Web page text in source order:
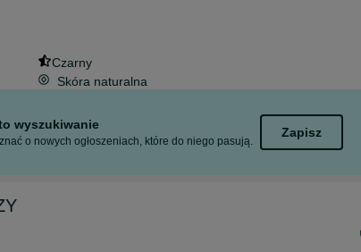
Czarny
Skóra naturalna
wyszukiwanie
o nowych ogłoszeniach, które do niego pasują.
Zapisz